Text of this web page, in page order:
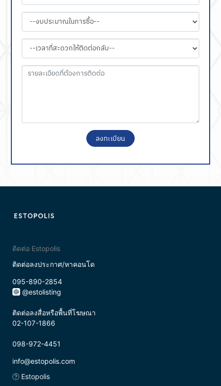
ลงทะเบียน
ติดต่อ Estopolis
ติดต่อลงประกาศ/หาคอนโด
095-890-2854
@estolisting
ติดต่อลงสื่อหรือพื้นที่โฆษณา
02-107-1866
098-972-4451
info@estopolis.com
Estopolis